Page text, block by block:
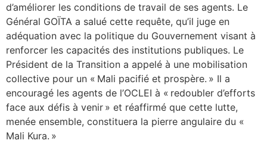
d’améliorer les conditions de travail de ses agents. Le
Général GOÏTA a salué cette requête, qu’il juge en
adéquation avec la politique du Gouvernement visant à
renforcer les capacités des institutions publiques. Le
Président de la Transition a appelé à une mobilisation
collective pour un « Mali pacifié et prospère. » Il a
encouragé les agents de l’OCLEI à « redoubler d’efforts
face aux défis à venir » et réaffirmé que cette lutte,
menée ensemble, constituera la pierre angulaire du «
Mali Kura. »